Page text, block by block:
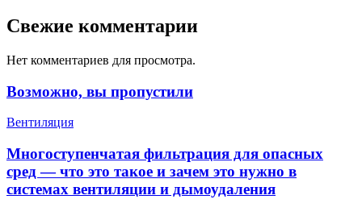
Свежие комментарии
Нет комментариев для просмотра.
Возможно, вы пропустили
Вентиляция
Многоступенчатая фильтрация для опасных
сред — что это такое и зачем это нужно в
системах вентиляции и дымоудаления